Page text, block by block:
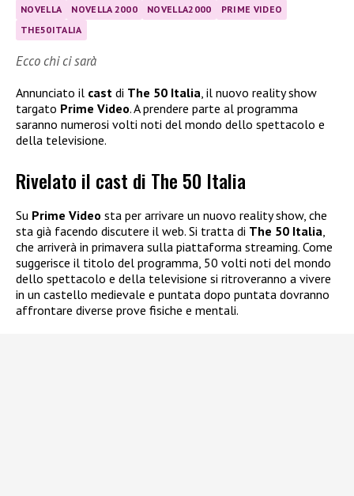
NOVELLA NOVELLA 2000 NOVELLA2000
PRIME VIDEO
THE50ITALIA
Ecco chi ci sarà
Annunciato il cast di The 50 Italia, il nuovo reality show
targato Prime Video. A prendere parte al programma
saranno numerosi volti noti del mondo dello spettacolo e
della televisione.
Rivelato il cast di The 50 Italia
Su Prime Video sta per arrivare un nuovo reality show, che
sta già facendo discutere il web. Si tratta di The 50 Italia
che arriverà in primavera sulla piattaforma streaming. Come
suggerisce il titolo del programma, 50 volti noti del mondo
dello spettacolo e della televisione si ritroveranno a vivere
in un castello medievale e puntata dopo puntata dovranno
affrontare diverse prove fisiche e mentali.